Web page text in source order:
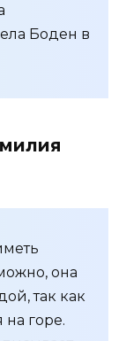
Боден в
она
так как
на горе.